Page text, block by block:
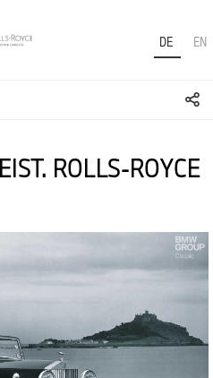
DE EN
ROLLS-ROYCE